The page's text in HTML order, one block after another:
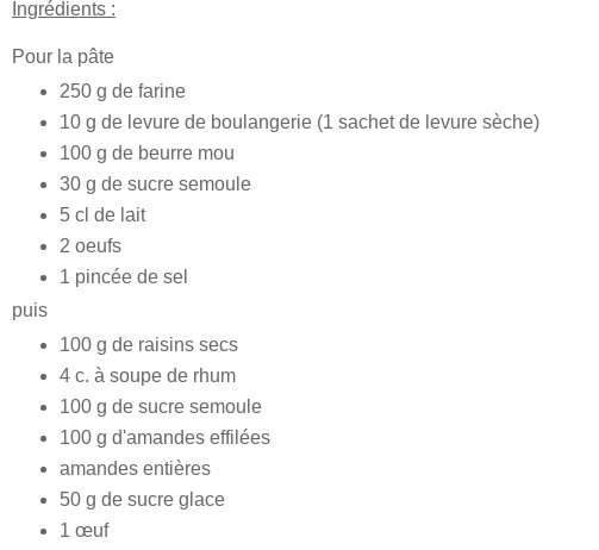
Ingrédients :
Pour la pâte
250 g de farine
10 g de levure de boulangerie (1 sachet de levure sèche)
100 g de beurre mou
30 g de sucre semoule
5 cl de lait
2 oeufs
1 pincée de sel
puis
100 g de raisins secs
4 c. à soupe de rhum
100 g de sucre semoule
100 g d'amandes effilées
amandes entières
50 g de sucre glace
1 œuf